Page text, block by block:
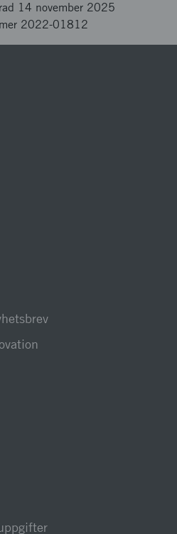
14 november 2025
2022-01812